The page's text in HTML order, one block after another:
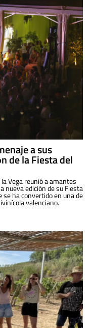
a sus
de la Fiesta del
Vega reunió a amantes
nueva edición de su Fiesta
se ha convertido en una de
valenciano.